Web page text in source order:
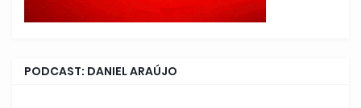
PODCAST: DANIEL ARAÚJO